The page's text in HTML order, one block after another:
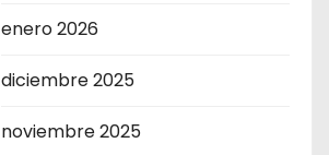
enero 2026
diciembre 2025
noviembre 2025